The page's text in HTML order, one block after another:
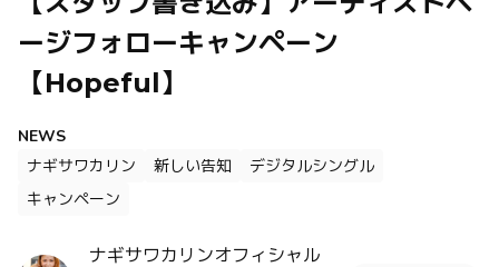
ージフォローキャンペーン
【Hopeful】
NEWS
ナギサワカリン 新しい告知
デジタルシングル
キャンペーン
ナギサワカリンオフィシャル